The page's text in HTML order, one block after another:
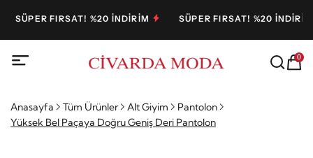
FIRSAT! %20 İNDİRİM SÜPER FIRSAT! %20 İNDİRİM
0
Anasayfa Tüm Ürünler Alt Giyim
Pantolon
Yüksek Bel Paçaya Doğru Geniş Deri Pantolon